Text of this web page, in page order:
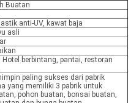
Buatan
anti-UV, kawat baja
asli
berbintang, pantai, restoran
paling sukses dari pabrik
yang memiliki 3 pabrik untuk
pohon buatan, bonsai buatan,